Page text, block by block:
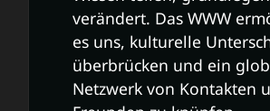
verändert. Das WWW
es uns, kulturelle
überbrücken und ein
Netzwerk von Kontakten